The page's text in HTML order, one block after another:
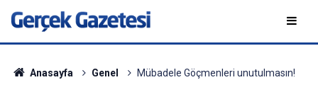
Anasayfa Genel Mübadele Göçmenleri unutulmasın!